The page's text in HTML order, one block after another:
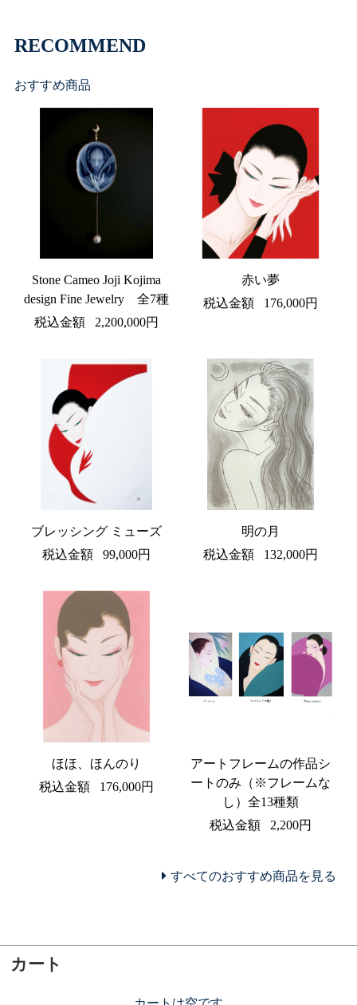
RECOMMEND
おすすめ商品
Stone Cameo Joji Kojima
design Fine Jewelry 全7種
税込金額
2,200,000円
赤い夢
税込金額
176,000円
ブレッシング ミューズ
税込金額
99,000円
明の月
税込金額
132,000円
ほほ、ほんのり
税込金額
176,000円
アートフレームの作品シ
ートのみ（※フレームな
し）全13種類
税込金額
2,200円
すべてのおすすめ商品を見る
カート